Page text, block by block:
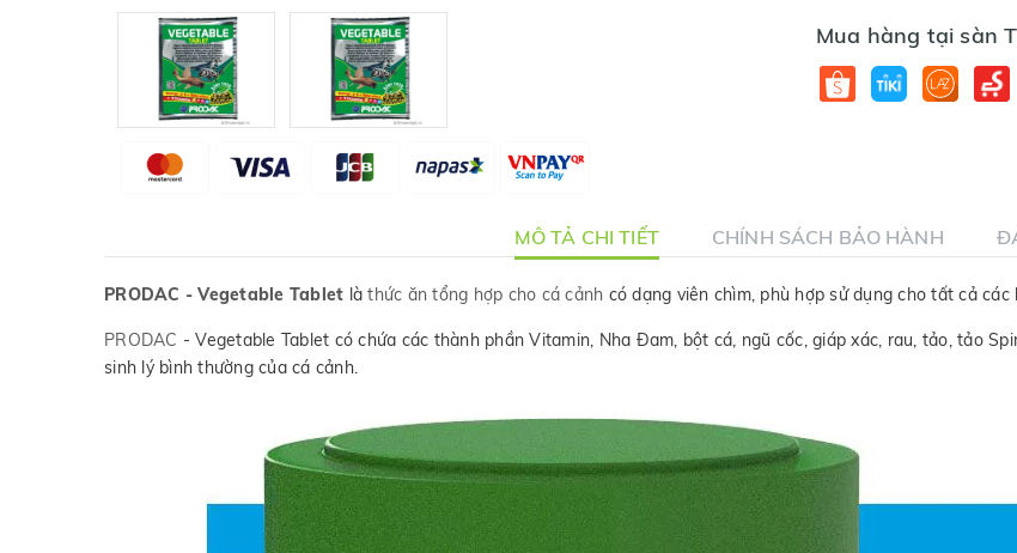
Mua hàng tại sàn
MÔ TẢ CHI TIẾT CHÍNH SÁCH BẢO HÀNH
PRODAC - Vegetable Tablet làthức ăn tổng hợp cho cá cảnh có dạng viên chìm, phù hợp sử dụng cho tất cả
PRODAC - Vegetable Tablet có chứa các thành phần Vitamin, Nha Đam, bột cá, ngũ cốc, giáp xác, rau, tảo, tảo
sinh lý bình thường của cá cảnh.